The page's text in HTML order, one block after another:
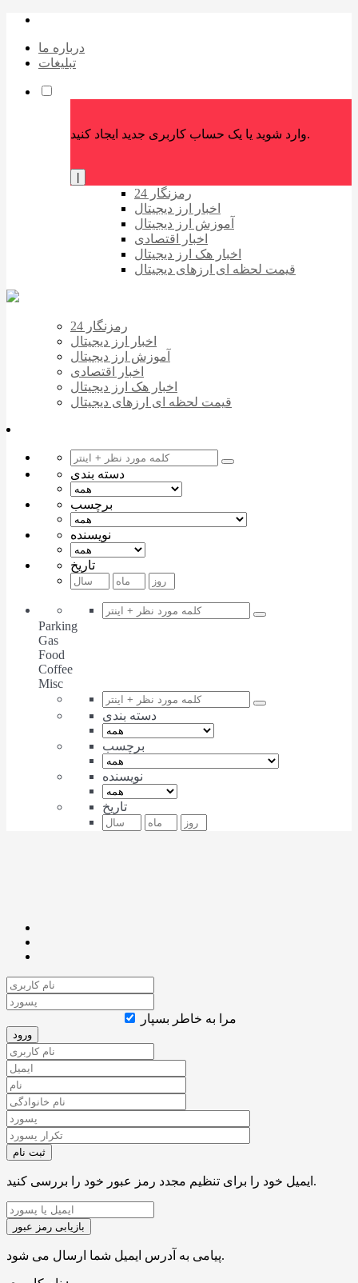
درباره ما
تبلیغات
وارد شوید یا یک حساب کاربری جدید ایجاد کنید.
رمزنگار 24
اخبار ارز دیجیتال
آموزش ارز دیجیتال
اخبار اقتصادی
اخبار هک ارز دیجیتال
قیمت لحظه ای ارزهای دیجیتال
رمزنگار 24
اخبار ارز دیجیتال
آموزش ارز دیجیتال
اخبار اقتصادی
اخبار هک ارز دیجیتال
قیمت لحظه ای ارزهای دیجیتال
دسته بندی
برچسب
نویسنده
تاریخ
Parking
Gas
Food
Coffee
Misc
دسته بندی
برچسب
نویسنده
تاریخ
مرا به خاطر بسپار
ایمیل خود را برای تنظیم مجدد رمز عبور خود را بررسی کنید.
پیامی به آدرس ایمیل شما ارسال می شود.